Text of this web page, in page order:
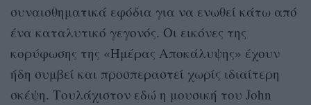
συναισθηματικά εφόδια για να ενωθεί κάτω από
ένα καταλυτικό γεγονός. Οι εικόνες της
κορύφωσης της «Ημέρας Αποκάλυψης» έχουν
ήδη συμβεί και προσπεραστεί χωρίς ιδιαίτερη
σκέψη. Τουλάχιστον εδώ η μουσική του John